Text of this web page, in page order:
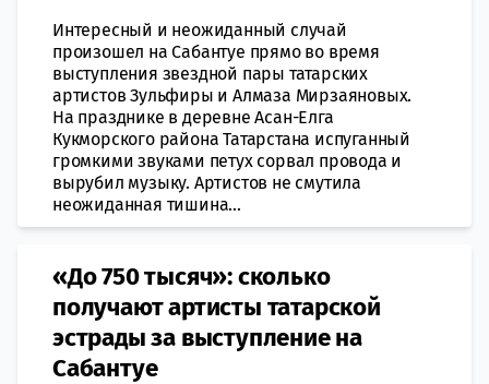
Интересный и неожиданный случай
произошел на Сабантуе прямо во время
выступления звездной пары татарских
артистов Зульфиры и Алмаза Мирзаяновых.
На празднике в деревне Асан-Елга
Кукморского района Татарстана испуганный
громкими звуками петух сорвал провода и
вырубил музыку. Артистов не смутила
неожиданная тишина...
«До 750 тысяч»: сколько
получают артисты татарской
эстрады за выступление на
Сабантуе